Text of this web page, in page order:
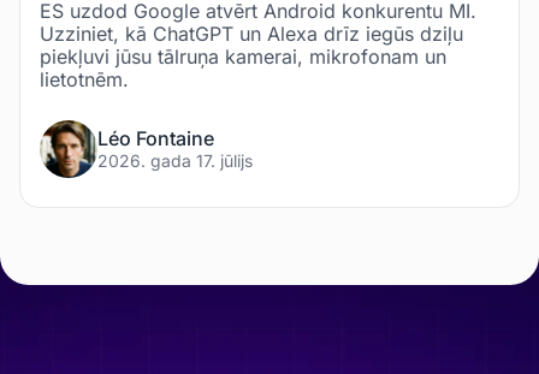
ES uzdod Google atvērt Android konkurentu MI.
Uzziniet, kā ChatGPT un Alexa drīz iegūs dziļu
piekļuvi jūsu tālruņa kamerai, mikrofonam un
lietotnēm.
Léo Fontaine
2026. gada 17. jūlijs